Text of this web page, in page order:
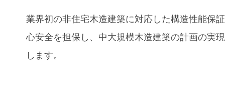
業界初の非住宅木造建築に対応した構造性能保
心安全を担保し、中大規模木造建築の計画の実
します。